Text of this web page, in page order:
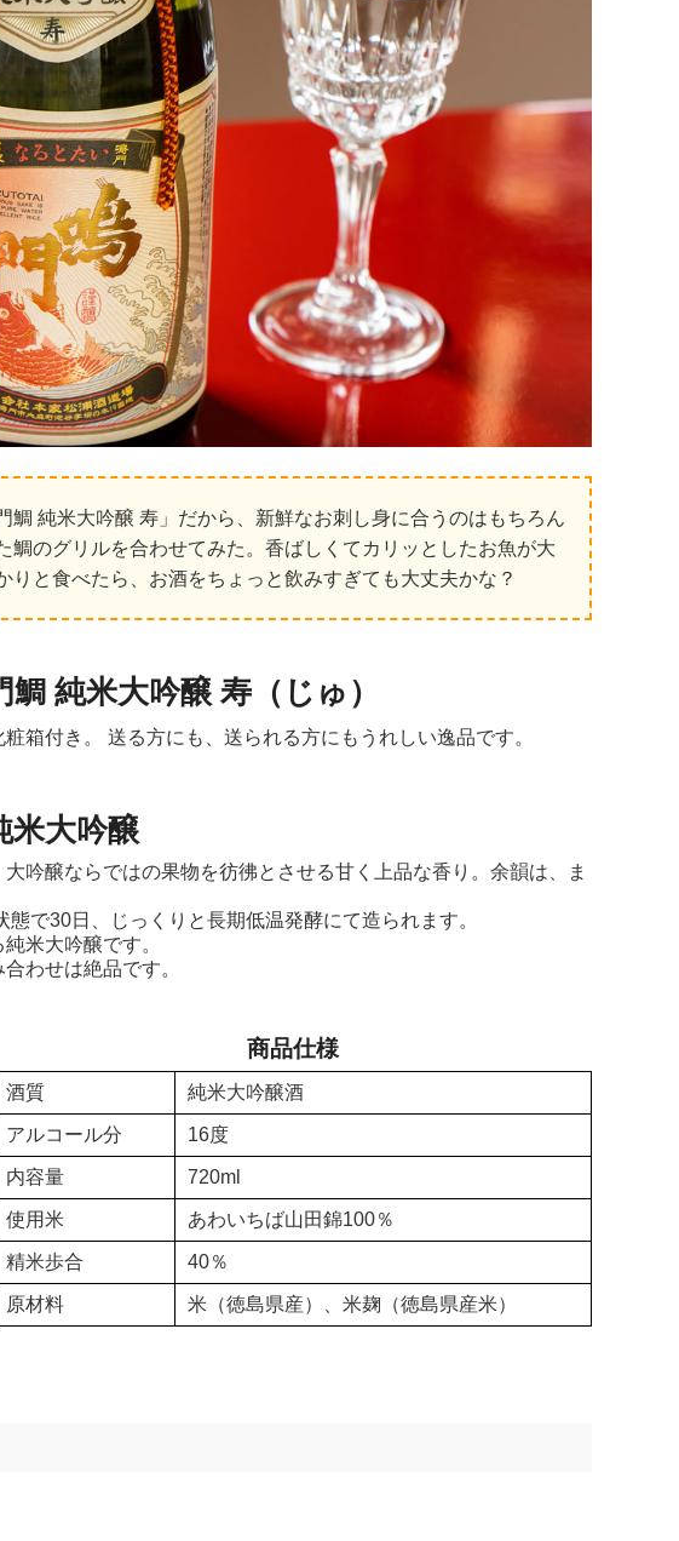
鯛 純米大吟醸 寿」だから、新鮮なお刺し身に合うのはもちろん
のグリルを合わせてみた。香ばしくてカリッとしたお魚が大
と食べたら、お酒をちょっと飲みすぎても大丈夫かな？
純米大吟醸 寿（じゅ）
箱付き。 送る方にも、送られる方にもうれしい逸品です。
米大吟醸
吟醸ならではの果物を彷彿とさせる甘く上品な香り。余韻は、ま
で30日、じっくりと長期低温発酵にて造られます。
米大吟醸です。
わせは絶品です。
商品仕様
酒質 純米大吟醸酒
アルコール分 16度
内容量 720ml
使用米 あわいちば山田錦100％
精米歩合 40％
原材料 米（徳島県産）、米麹（徳島県産米）